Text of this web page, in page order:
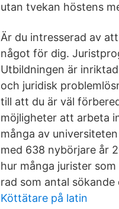
utan tvekan höstens
Är du intresserad av
något för dig.
Utbildningen är
och juridisk
till att du är väl
möjligheter att arbeta
många av
med 638 nybörjare år
hur många jurister
rad som antal sökande
Köttätare på latin